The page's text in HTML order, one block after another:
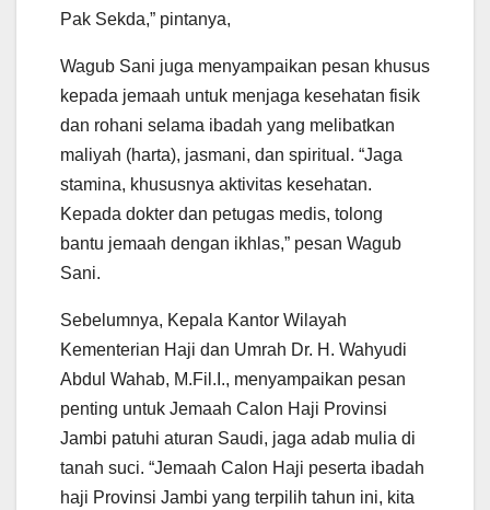
Pak Sekda,” pintanya,
Wagub Sani juga menyampaikan pesan khusus
kepada jemaah untuk menjaga kesehatan fisik
dan rohani selama ibadah yang melibatkan
maliyah (harta), jasmani, dan spiritual. “Jaga
stamina, khususnya aktivitas kesehatan.
Kepada dokter dan petugas medis, tolong
bantu jemaah dengan ikhlas,” pesan Wagub
Sani.
Sebelumnya, Kepala Kantor Wilayah
Kementerian Haji dan Umrah Dr. H. Wahyudi
Abdul Wahab, M.Fil.I., menyampaikan pesan
penting untuk Jemaah Calon Haji Provinsi
Jambi patuhi aturan Saudi, jaga adab mulia di
tanah suci. “Jemaah Calon Haji peserta ibadah
haji Provinsi Jambi yang terpilih tahun ini, kita